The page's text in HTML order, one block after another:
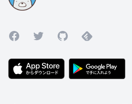
FacebookTwitterGitHubFeedly